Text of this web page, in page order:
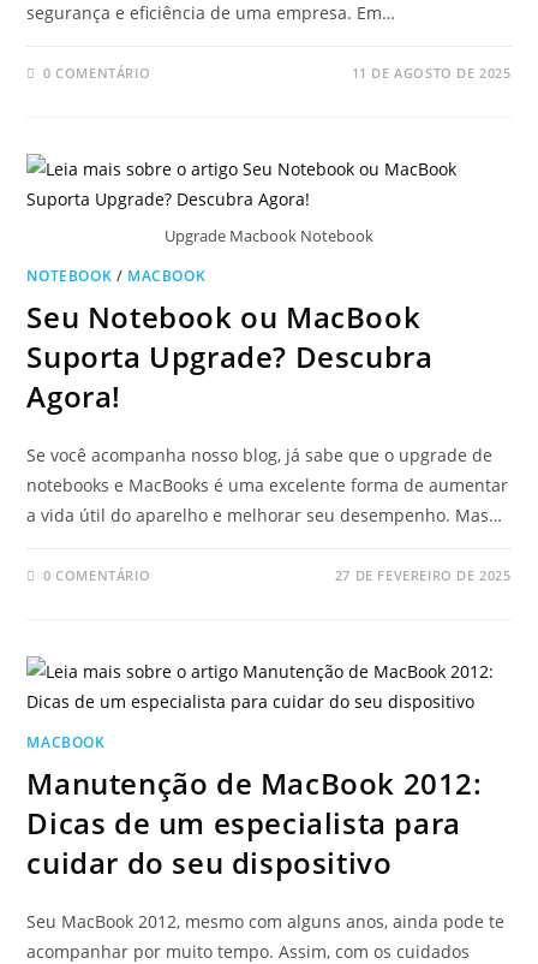
segurança e eficiência de uma empresa. Em…
0 COMENTÁRIO 11 DE AGOSTO DE 2025
Upgrade Macbook Notebook
NOTEBOOK / MACBOOK
Seu Notebook ou MacBook
Suporta Upgrade? Descubra
Agora!
Se você acompanha nosso blog, já sabe que o upgrade de
notebooks e MacBooks é uma excelente forma de aumentar
a vida útil do aparelho e melhorar seu desempenho. Mas…
0 COMENTÁRIO 27 DE FEVEREIRO DE 2025
MACBOOK
Manutenção de MacBook 2012:
Dicas de um especialista para
cuidar do seu dispositivo
Seu MacBook 2012, mesmo com alguns anos, ainda pode te
acompanhar por muito tempo. Assim, com os cuidados